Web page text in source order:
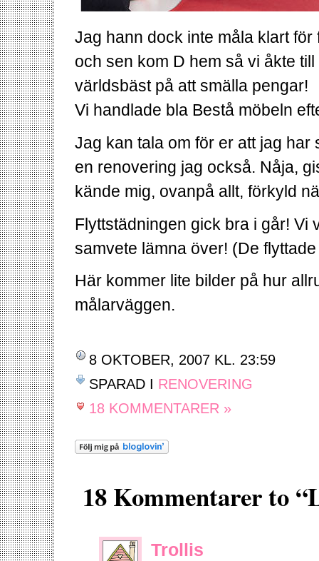
Jag hann dock inte måla klart
och sen kom D hem så vi åkte
världsbäst på att smälla pengar!
Vi handlade bla Bestå möbeln
Jag kan tala om för er att jag
en renovering jag också. Nåja,
kände mig, ovanpå allt, förkyld
Flyttstädningen gick bra i går! Vi
samvete lämna över! (De
Här kommer lite bilder på hur
målarväggen.
8 OKTOBER, 2007 KL. 23:59
SPARAD I RENOVERING
18 KOMMENTARER »
18 Kommentarer to
Trollis